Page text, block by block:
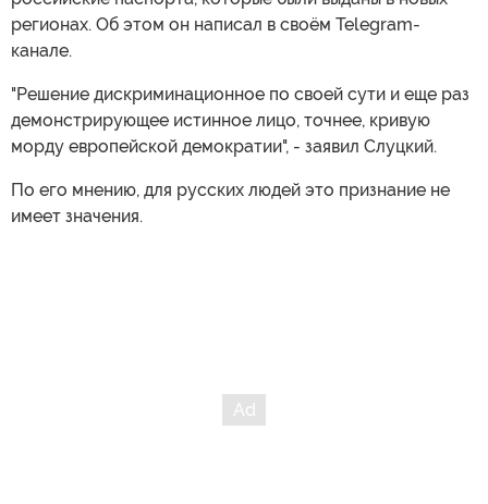
регионах. Об этом он написал в своём Telegram-
канале.
"Решение дискриминационное по своей сути и еще раз
демонстрирующее истинное лицо, точнее, кривую
морду европейской демократии", - заявил Слуцкий.
По его мнению, для русских людей это признание не
имеет значения.